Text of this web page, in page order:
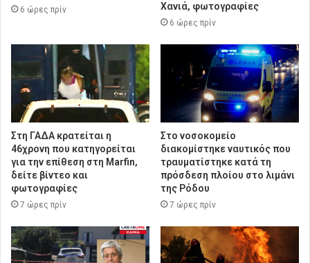
6 ώρες πρίν
Χανιά, φωτογραφίες
6 ώρες πρίν
Στη ΓΑΔΑ κρατείται η
46χρονη που κατηγορείται
για την επίθεση στη Marfin,
δείτε βίντεο και
φωτογραφίες
7 ώρες πρίν
Στο νοσοκομείο
διακομίστηκε ναυτικός που
τραυματίστηκε κατά τη
πρόσδεση πλοίου στο λιμάνι
της Ρόδου
7 ώρες πρίν